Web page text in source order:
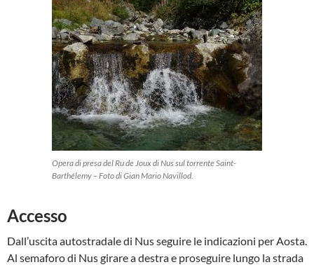
Opera di presa del Ru de Joux di Nus sul torrente Saint-
Barthélemy – Foto di Gian Mario Navillod.
Accesso
Dall’uscita autostradale di Nus seguire le indicazioni per Aosta.
Al semaforo di Nus girare a destra e proseguire lungo la strada